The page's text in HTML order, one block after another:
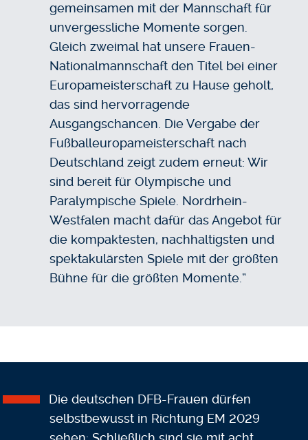
gemeinsamen mit der Mannschaft für
unvergessliche Momente sorgen.
Gleich zweimal hat unsere Frauen-
Nationalmannschaft den Titel bei einer
Europameisterschaft zu Hause geholt,
das sind hervorragende
Ausgangschancen. Die Vergabe der
Fußballeuropameisterschaft nach
Deutschland zeigt zudem erneut: Wir
sind bereit für Olympische und
Paralympische Spiele. Nordrhein-
Westfalen macht dafür das Angebot für
die kompaktesten, nachhaltigsten und
spektakulärsten Spiele mit der größten
Bühne für die größten Momente.“
Die deutschen DFB-Frauen dürfen
selbstbewusst in Richtung EM 2029